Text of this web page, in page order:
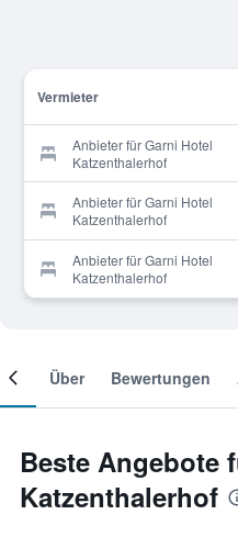
Vermieter
Anbieter für Garni Hotel
Katzenthalerhof
Anbieter für Garni Hotel
Katzenthalerhof
Anbieter für Garni Hotel
Katzenthalerhof
Über Bewertungen
Beste Angebote
Katzenthalerhof